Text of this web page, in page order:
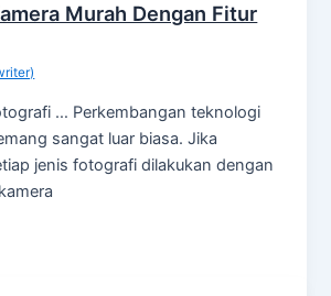
Murah Dengan Fitur
… Perkembangan teknologi
sangat luar biasa. Jika
jenis fotografi dilakukan dengan